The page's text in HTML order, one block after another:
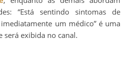
“Está sentindo sintomas de
um médico” é uma
será exibida no canal.